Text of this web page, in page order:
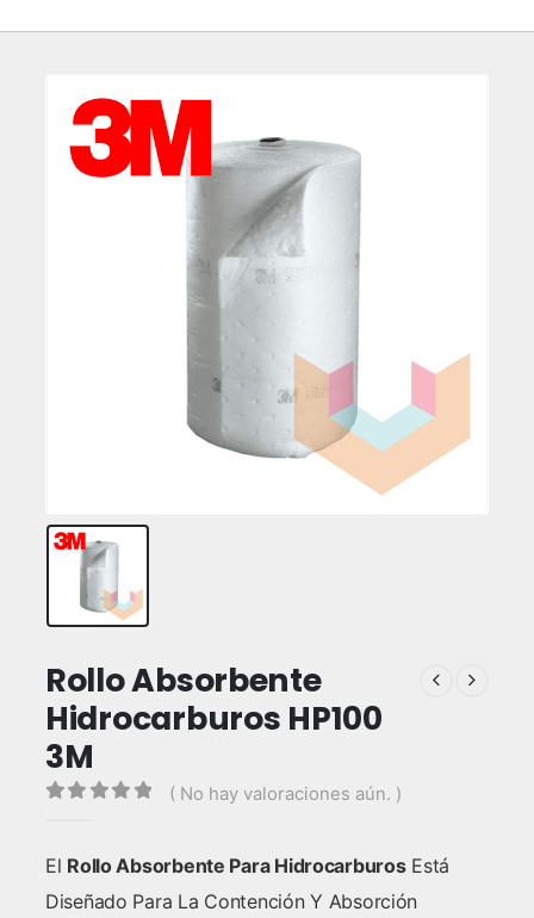
Rollo Absorbente
Hidrocarburos HP100
3M
( No hay valoraciones aún. )
El Rollo Absorbente Para HidrocarburosEstá
Diseñado Para La Contención Y Absorción